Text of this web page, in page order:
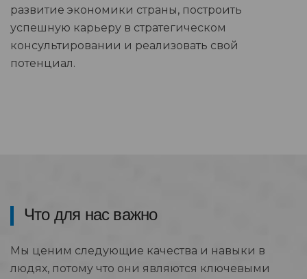
развитие экономики страны, построить
успешную карьеру в стратегическом
консультировании и реализовать свой
потенциал.
Что для нас важно
Мы ценим следующие качества и навыки в
людях, потому что они являются ключевыми